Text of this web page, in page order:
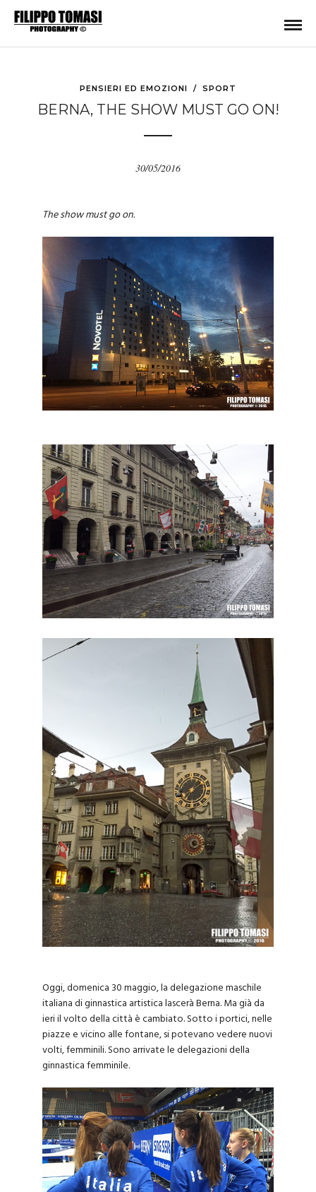
PENSIERI ED EMOZIONI / SPORT
BERNA, THE SHOW MUST GO ON!
30/05/2016
The show must go on.
Oggi, domenica 30 maggio, la delegazione maschile
italiana di ginnastica artistica lascerà Berna. Ma già da
ieri il volto della città è cambiato. Sotto i portici, nelle
piazze e vicino alle fontane, si potevano vedere nuovi
volti, femminili. Sono arrivate le delegazioni della
ginnastica femminile.